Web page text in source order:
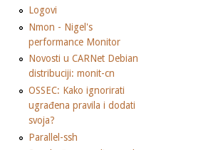
Logovi
Nmon - Nigel's
performance Monitor
Novosti u CARNet Debian
distribuciji: monit-cn
OSSEC: Kako ignorirati
ugrađena pravila i dodati
svoja?
Parallel-ssh